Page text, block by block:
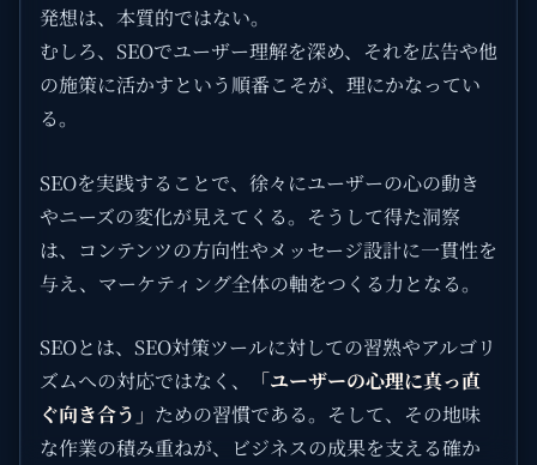
発想は、本質的ではない。
むしろ、SEOでユーザー理解を深め、それを広告や他
の施策に活かすという順番こそが、理にかなってい
る。
SEOを実践することで、徐々にユーザーの心の動き
やニーズの変化が見えてくる。そうして得た洞察
は、コンテンツの方向性やメッセージ設計に一貫性を
与え、マーケティング全体の軸をつくる力となる。
SEOとは、SEO対策ツールに対しての習熟やアルゴリ
ズムへの対応ではなく、
「ユーザーの心理に真っ直
ぐ向き合う」 ための習慣である。そして、その地味
な作業の積み重ねが、ビジネスの成果を支える確か